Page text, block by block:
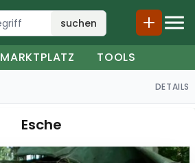
suchen
MARKTPLATZ TOOLS
DETAILS
Esche